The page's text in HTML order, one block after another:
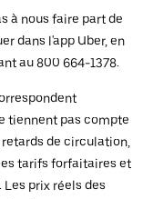
à nous faire part de
dans l'app Uber, en
au 800 664-1378.
tiennent pas compte
de circulation,
tarifs forfaitaires et
prix réels des